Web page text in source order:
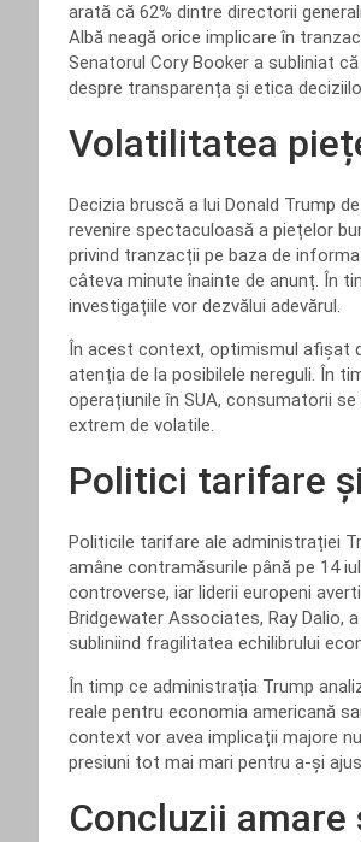
arată că 62% dintre directorii
Albă neagă orice implicare în
Senatorul Cory Booker a subliniat
despre transparența și etica
Volatilitatea
Decizia bruscă a lui Donald Trump
revenire spectaculoasă a piețelor
privind tranzacții pe baza de
câteva minute înainte de anunț. În
investigațiile vor dezvălui adevărul.
În acest context, optimismul afișat
atenția de la posibilele nereguli. În
operațiunile în SUA, consumatorii
extrem de volatile.
Politici tarifare
Politicile tarifare ale administrației
amâne contramăsurile până pe 14
controverse, iar liderii europeni
Bridgewater Associates, Ray Dalio,
subliniind fragilitatea echilibrului
În timp ce administrația Trump
reale pentru economia americană
context vor avea implicații majore
presiuni tot mai mari pentru a-și
Concluzii